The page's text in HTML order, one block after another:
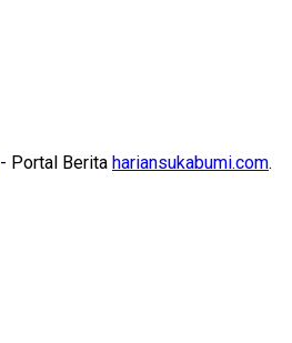
- Portal Berita hariansukabumi.com.